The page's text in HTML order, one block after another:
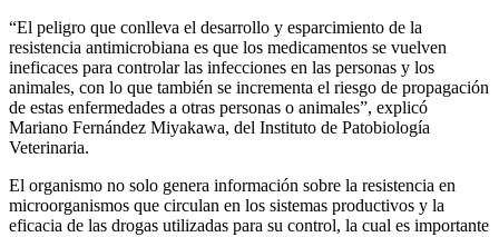
“El peligro que conlleva el desarrollo y esparcimiento de la
resistencia antimicrobiana es que los medicamentos se vuelven
ineficaces para controlar las infecciones en las personas y los
animales, con lo que también se incrementa el riesgo de propagación
de estas enfermedades a otras personas o animales”, explicó
Mariano Fernández Miyakawa, del Instituto de Patobiología
Veterinaria.
El organismo no solo genera información sobre la resistencia en
microorganismos que circulan en los sistemas productivos y la
eficacia de las drogas utilizadas para su control, la cual es importante